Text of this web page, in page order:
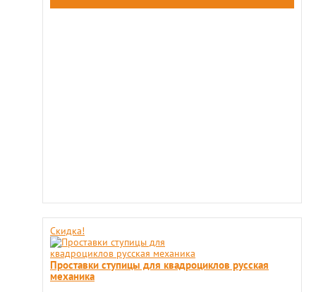
Скидка!
Проставки ступицы для квадроциклов русская
механика